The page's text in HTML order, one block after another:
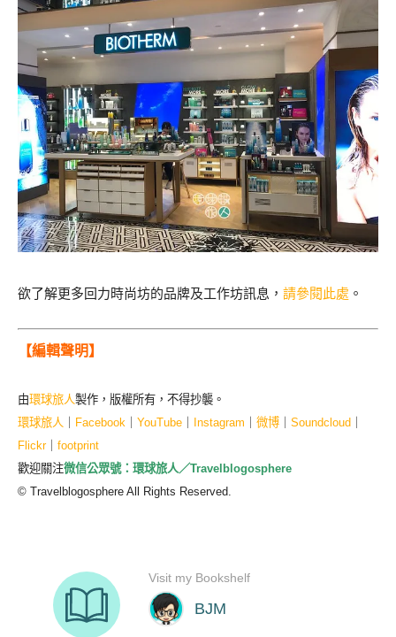
欲了解更多回力時尚坊的品牌及工作坊訊息， 請參閱此處 。
【編輯聲明】
由環球旅人製作，版權所有，不得抄襲。
環球旅人
Facebook YouTube Instagram 微博 Soundcloud
Flickr｜ footprint
歡迎關注微信公眾號：環球旅人／Travelblogosphere
© Travelblogosphere All Rights Reserved.